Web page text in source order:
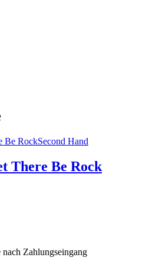
Second Hand
There Be Rock
nach Zahlungseingang